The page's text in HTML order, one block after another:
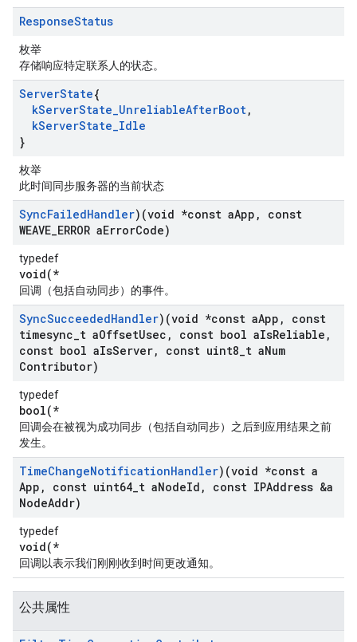
ResponseStatus
枚举
存储响应特定联系人的状态。
ServerState{
kServerState_UnreliableAfterBoot,
kServerState_Idle
}
枚举
此时间同步服务器的当前状态
SyncFailedHandler)(void *const aApp ,
const
WEAVE ERROR aErrorCode)
typedef
void(*
回调（包括自动同步）的事件。
SyncSucceededHandler)(void *const aApp ,
const
timesync t aOffsetUsec , const bool aIsReliable ,
const bool aIsServer, const uint8 t aNum
Contributor)
typedef
bool(*
回调会在被视为成功同步（包括自动同步）之后到应用结果之前
发生。
TimeChangeNotificationHandler)(void *const a
App , const uint64 t aNodeId ,
const IPAddress &a
NodeAddr)
typedef
void(*
回调以表示我们刚刚收到时间更改通知。
公共属性